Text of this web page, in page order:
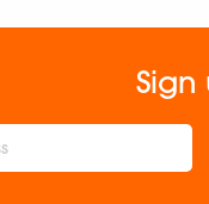
Sign